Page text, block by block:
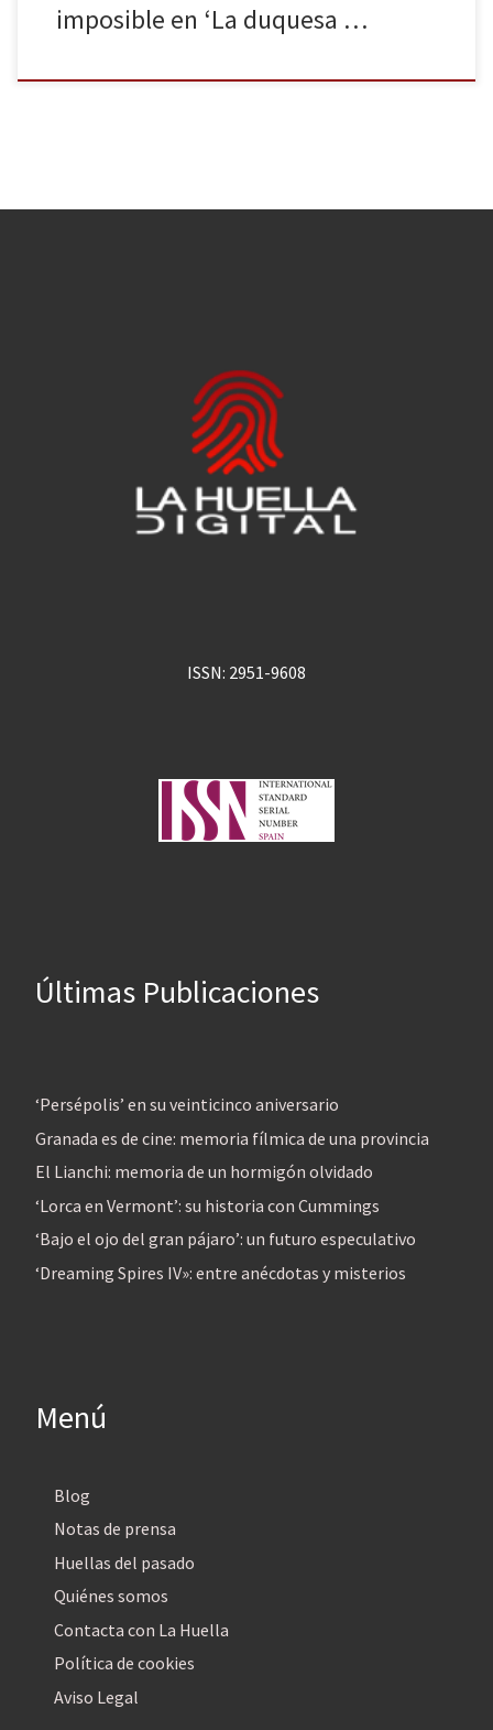
imposible en ‘La duquesa …
ISSN: 2951-9608
Últimas Publicaciones
‘Persépolis’ en su veinticinco aniversario
Granada es de cine: memoria fílmica de una provincia
El Lianchi: memoria de un hormigón olvidado
‘Lorca en Vermont’: su historia con Cummings
‘Bajo el ojo del gran pájaro’: un futuro especulativo
‘Dreaming Spires IV»: entre anécdotas y misterios
Menú
Blog
Notas de prensa
Huellas del pasado
Quiénes somos
Contacta con La Huella
Política de cookies
Aviso Legal